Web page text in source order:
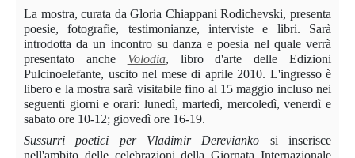
La mostra, curata da Gloria Chiappani Rodichevski, presenta
poesie, fotografie, testimonianze, interviste e libri. Sarà
introdotta da un incontro su danza e poesia nel quale verrà
presentato anche Volodia, libro d'arte delle Edizioni
Pulcinoelefante, uscito nel mese di aprile 2010. L'ingresso è
libero e la mostra sarà visitabile fino al 15 maggio incluso nei
seguenti giorni e orari: lunedì, martedì, mercoledì, venerdì e
sabato ore 10-12; giovedì ore 16-19.
Sussurri poetici per Vladimir Derevianko si inserisce
nell'ambito delle celebrazioni della Giornata Internazionale